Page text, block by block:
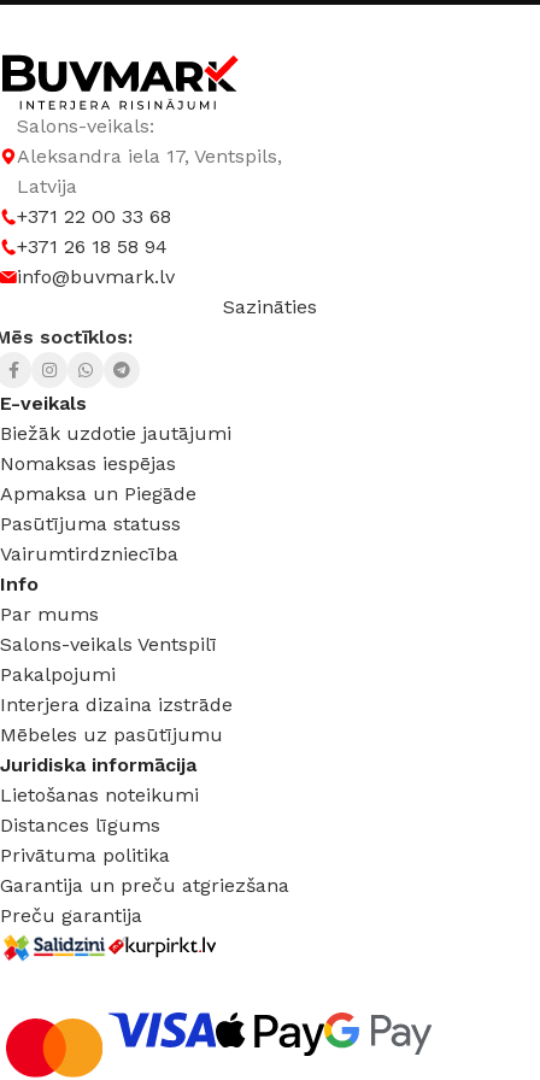
Salons-veikals:
Aleksandra iela 17, Ventspils,
Latvija
+371 22 00 33 68
+371 26 18 58 94
info@buvmark.lv
Sazināties
soctīklos:
E-veikals
Biežāk uzdotie jautājumi
Nomaksas iespējas
Apmaksa un Piegāde
Pasūtījuma statuss
Vairumtirdzniecība
Info
Par mums
Salons-veikals Ventspilī
Pakalpojumi
Interjera dizaina izstrāde
Mēbeles uz pasūtījumu
Juridiska informācija
Lietošanas noteikumi
Distances līgums
Privātuma politika
Garantija un preču atgriezšana
Preču garantija